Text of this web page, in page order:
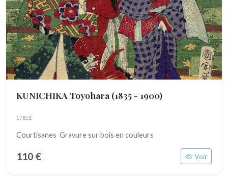
KUNICHIKA Toyohara (1835 - 1900)
17851
Courtisanes Gravure sur bois en couleurs
110 € Voir